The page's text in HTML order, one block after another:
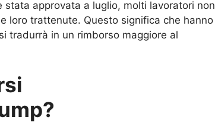
approvata a luglio, molti lavoratori non
loro trattenute. Questo significa che hanno
tradurrà in un rimborso maggiore al